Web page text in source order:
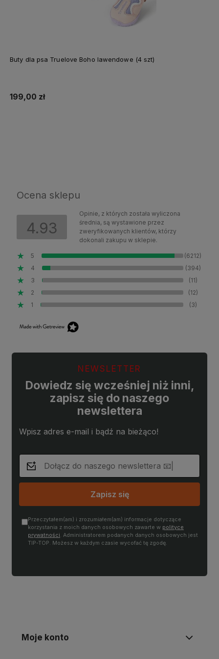
Buty dla psa Truelove Boho lawendowe (4 szt)
199,00 zł
Ocena sklepu
4.93
Opinie, z których została wyliczona
średnia, są wystawione przez
zweryfikowanych klientów, którzy
dokonali zakupu w sklepie.
5
(6212)
4
(394)
3
(11)
2
(12)
1
(3)
NEWSLETTER
Dowiedz się wcześniej niż inni,
zapisz się do naszego
newslettera
Wpisz adres e-mail i bądź na bieżąco!
Zapisz się
Przeczytałem(am) i zrozumiałem(am) informacje dotyczące
korzystania z moich danych osobowych zawarte w polityce
prywatności . Administratorem podanych danych osobowych jest
TIP-TOP. Możesz w każdym czasie wycofać tę zgodę.
Moje konto